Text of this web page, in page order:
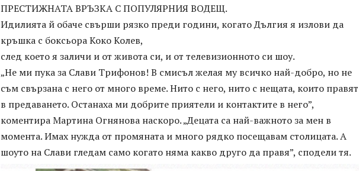
ПРЕСТИЖНАТА ВРЪЗКА С ПОПУЛЯРНИЯ ВОДЕЩ.
Идилията й обаче свърши рязко преди години, когато Дългия я излови да
кръшка с боксьора Коко Колев,
след което я заличи и от живота си, и от телевизионното си шоу.
„Не ми пука за Слави Трифонов! В смисъл желая му всичко най-добро, но не
съм свързана с него от много време. Нито с него, нито с нещата, които правят
в предаването. Останаха ми добрите приятели и контактите в него”,
коментира Мартина Огнянова наскоро. „Децата са най-важното за мен в
момента. Имах нужда от промяната и много рядко посещавам столицата. А
шоуто на Слави гледам само когато няма какво друго да правя”, сподели тя.